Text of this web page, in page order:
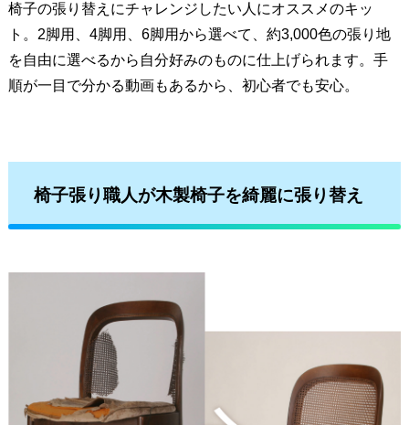
椅子の張り替えにチャレンジしたい人にオススメのキッ
ト。2脚用、4脚用、6脚用から選べて、約3,000色の張り地
を自由に選べるから自分好みのものに仕上げられます。手
順が一目で分かる動画もあるから、初心者でも安心。
椅子張り職人が木製椅子を綺麗に張り替え